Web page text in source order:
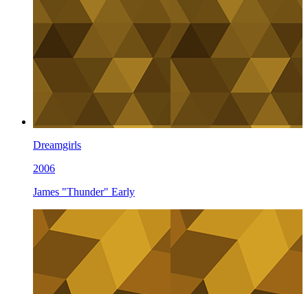
Dreamgirls
2006
James "Thunder" Early